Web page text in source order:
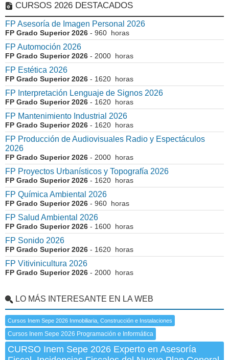
CURSOS 2026 DESTACADOS
FP Asesoría de Imagen Personal 2026
FP Grado Superior 2026 - 960 horas
FP Automoción 2026
FP Grado Superior 2026 - 2000 horas
FP Estética 2026
FP Grado Superior 2026 - 1620 horas
FP Interpretación Lenguaje de Signos 2026
FP Grado Superior 2026 - 1620 horas
FP Mantenimiento Industrial 2026
FP Grado Superior 2026 - 1620 horas
FP Producción de Audiovisuales Radio y Espectáculos
2026
FP Grado Superior 2026 - 2000 horas
FP Proyectos Urbanísticos y Topografía 2026
FP Grado Superior 2026 - 1620 horas
FP Química Ambiental 2026
FP Grado Superior 2026 - 960 horas
FP Salud Ambiental 2026
FP Grado Superior 2026 - 1600 horas
FP Sonido 2026
FP Grado Superior 2026 - 1620 horas
FP Vitivinicultura 2026
FP Grado Superior 2026 - 2000 horas
LO MÁS INTERESANTE EN LA WEB
Cursos Inem Sepe 2026 Inmobiliaria, Construcción e Instalaciones
Cursos Inem Sepe 2026 Programación e Informática
CURSO Inem Sepe 2026 Experto en Asesoría